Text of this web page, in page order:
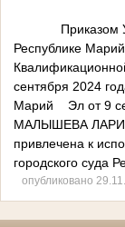
Приказом
Республике
сентября 2024
Марий Эл от 9
МАЛЫШЕВА
привлечена к
городского суда
опубликовано